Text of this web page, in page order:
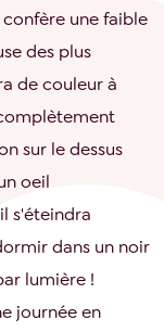
une faible
des plus
de couleur à
sur le dessus
oeil
s'éteindra
dans un noir
lumière !
journée en